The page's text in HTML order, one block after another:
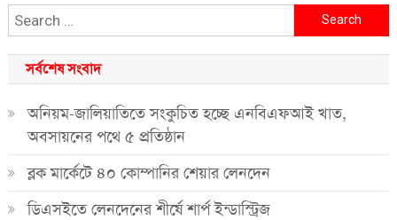
Search
for:
সর্বশেষ সংবাদ
অনিয়ম-জালিয়াতিতে সংকুচিত হচ্ছে এনবিএফআই খাত,
অবসায়নের পথে ৫ প্রতিষ্ঠান
ব্লক মার্কেটে ৪০ কোম্পানির শেয়ার লেনদেন
ডিএসইতে লেনদেনের শীর্ষে শার্প ইন্ডাস্ট্রিজ